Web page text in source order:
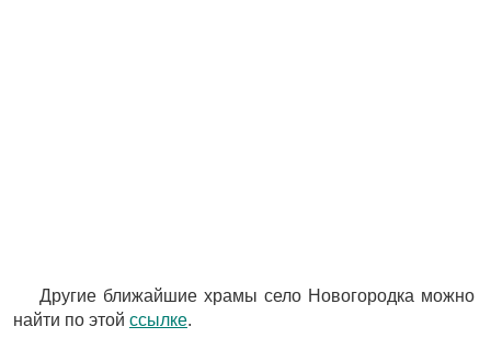
Другие ближайшие храмы село Новогородка можно
найти по этой ссылке.